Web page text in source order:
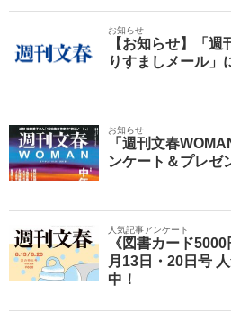
お知らせ
【お知らせ】「
りすましメール」
お知らせ
「週刊文春
ンケート＆プレゼ
人気記事アンケート
《図書カード
月13日・20日号
中！